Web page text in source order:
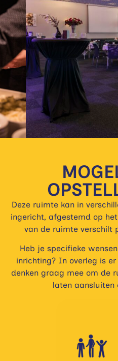
Deze ruimte kan in
ingericht, afgestemd op
van de ruimte verschilt
Heb je specifieke
inrichting? In overleg is
denken graag mee om de
laten aansluiten